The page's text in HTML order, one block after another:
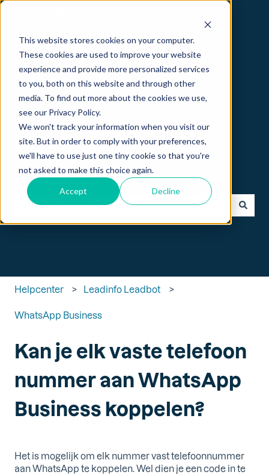
This website stores cookies on your computer.
These cookies are used to improve your website
experience and provide more personalized services
to you, both on this website and through other
media. To find out more about the cookies we use,
see our Privacy Policy.
We won't track your information when you visit our
site. But in order to comply with your preferences,
we'll have to use just one tiny cookie so that you're
not asked to make this choice again.
Accept Decline
Hi 👋 hoe kunnen we
helpen?
Er zijn geen suggesties want het zoekveld is leeg.
Helpcenter Leadinfo Leadbot
WhatsApp Business
Kan je elk vaste telefoon
nummer aan WhatsApp
Business koppelen?
Het is mogelijk om elk nummer vast telefoonnummer
aan WhatsApp te koppelen. Wel dien je een code in te